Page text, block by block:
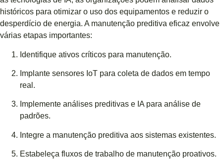
históricos para otimizar o uso dos equipamentos e reduzir o
desperdício de energia. A manutenção preditiva eficaz envolve
várias etapas importantes:
Identifique ativos críticos para manutenção.
Implante sensores IoT para coleta de dados em tempo
real.
Implemente análises preditivas e IA para análise de
padrões.
Integre a manutenção preditiva aos sistemas existentes.
Estabeleça fluxos de trabalho de manutenção proativos.